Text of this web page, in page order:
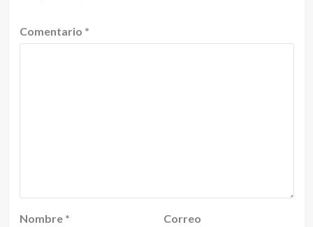
Comentario *
Nombre *
Correo